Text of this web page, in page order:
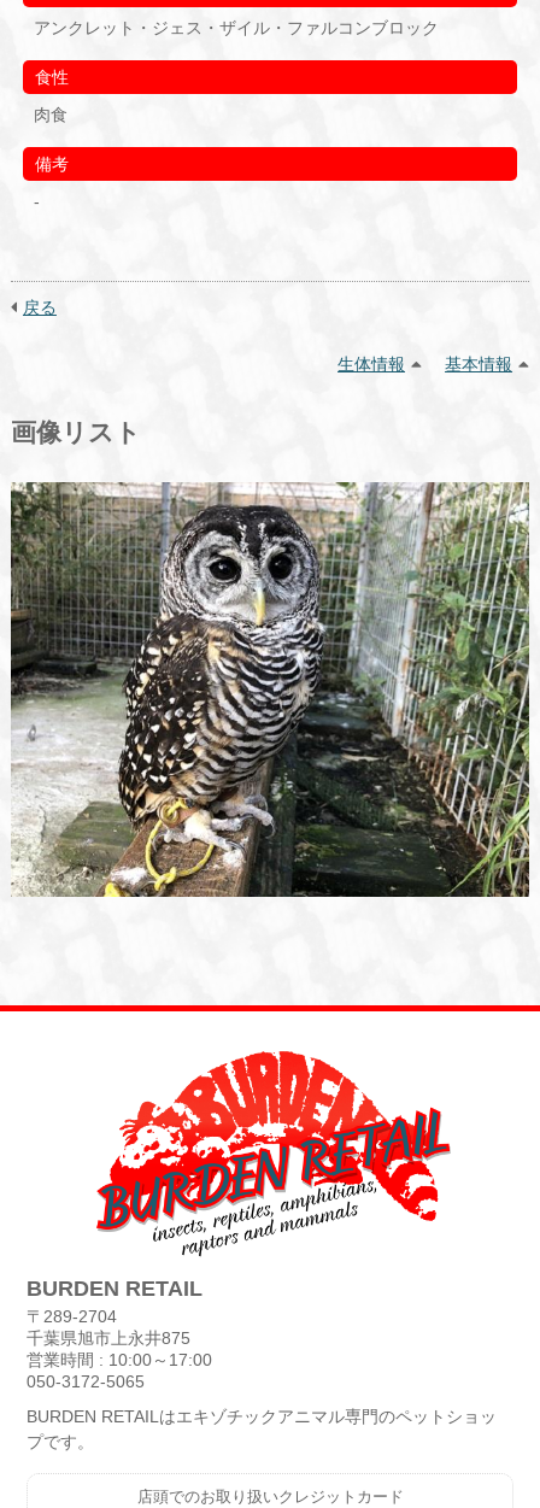
アンクレット・ジェス・ザイル・ファルコンブロック
食性
肉食
備考
-
戻る
生体情報 基本情報
画像リスト
BURDEN RETAIL
〒289-2704
千葉県旭市上永井875
営業時間 : 10:00～17:00
050-3172-5065
BURDEN RETAILはエキゾチックアニマル専門のペットショッ
プです。
店頭でのお取り扱いクレジットカード